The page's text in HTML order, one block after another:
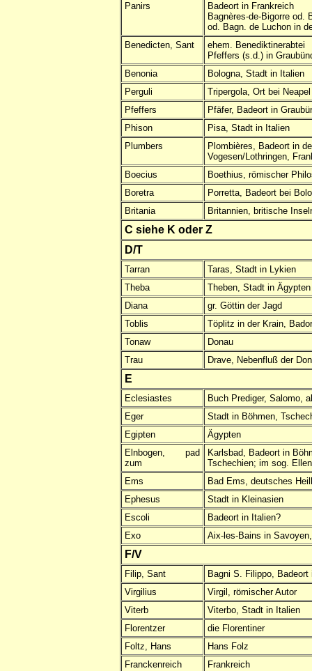
Panirs
Badeort in Frankreich
Bagnères-de-Bigorre od.
od. Bagn. de Luchon in
Benedicten, Sant
ehem. Benediktinerabtei
Pfeffers (s.d.) in
Benonia
Bologna, Stadt in Italien
Perguli
Tripergola, Ort bei Neapel
Pfeffers
Pfäfer, Badeort in
Phison
Pisa, Stadt in Italien
Plumbers
Plombières, Badeort in
Vogesen/Lothringen,
Boecius
Boethius, römischer
Boretra
Porretta, Badeort bei
Britania
Britannien, britische
C siehe K oder Z
D/T
Tarran
Taras, Stadt in Lykien
Theba
Theben, Stadt in Ägypten
Diana
gr. Göttin der Jagd
Toblis
Töplitz in der Krain,
Tonaw
Donau
Trau
Drave, Nebenfluß der
E
Eclesiastes
Buch Prediger, Salomo,
Eger
Stadt in Böhmen,
Egipten
Ägypten
Elnbogen, pad
zum
Karlsbad, Badeort in
Tschechien; im sog.
Ems
Bad Ems, deutsches
Ephesus
Stadt in Kleinasien
Escoli
Badeort in Italien?
Exo
Aix-les-Bains in
F/V
Filip, Sant
Bagni S. Filippo,
Virgilius
Virgil, römischer Autor
Viterb
Viterbo, Stadt in Italien
Florentzer
die Florentiner
Foltz, Hans
Hans Folz
Franckenreich
Frankreich